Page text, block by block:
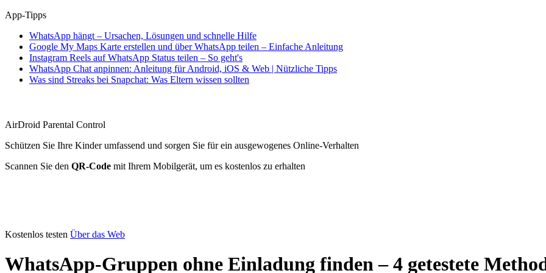
App-Tipps
WhatsApp hängt – Ursachen, Lösungen und schnelle Hilfe
Google My Maps Karte erstellen und über WhatsApp teilen – Einfache Anleitung
Instagram Reels auf WhatsApp Status teilen – So geht's
WhatsApp Chat anpinnen: Anleitung für Android, iOS & Web | Nützliche Tipps
Was sind Streaks bei Snapchat: Was Eltern wissen sollten
AirDroid Parental Control
Schützen Sie Ihre Kinder umfassend und sorgen Sie für ein ausgewogenes Online-Verhalten
Scannen Sie den QR-Code mit Ihrem Mobilgerät, um es kostenlos zu erhalten
Kostenlos testen Über das Web
WhatsApp-Gruppen ohne Einladung finden – 4 getestete